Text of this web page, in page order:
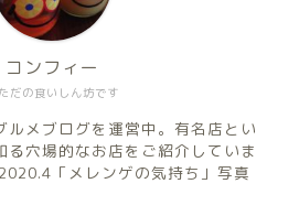
だの食いしん坊です
コンフィー
ルメブログを運営中。有名店とい
る穴場的なお店をご紹介していま
「メレンゲの気持ち」写真